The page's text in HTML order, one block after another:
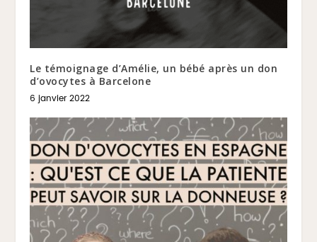
Le témoignage d’Amélie, un bébé après un don
d’ovocytes à Barcelone
6 janvier 2022